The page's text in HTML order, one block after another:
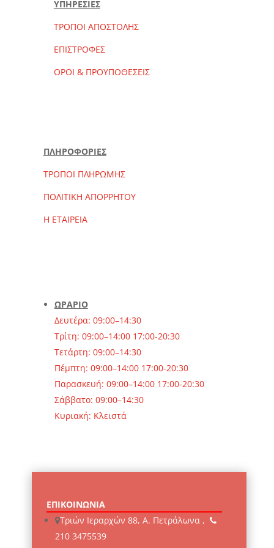
ΥΠΗΡΕΣΙΕΣ
ΤΡΟΠΟΙ ΑΠΟΣΤΟΛΗΣ
ΕΠΙΣΤΡΟΦΕΣ
ΟΡΟΙ & ΠΡΟΥΠΟΘΕΣΕΙΣ
ΠΛΗΡΟΦΟΡΙΕΣ
ΤΡΟΠΟΙ ΠΛΗΡΩΜΗΣ
ΠΟΛΙΤΙΚΗ ΑΠΟΡΡΗΤΟΥ
Η ΕΤΑΙΡΕΙΑ
ΩΡΑΡΙΟ
Δευτέρα: 09:00–14:30
Τρίτη: 09:00–14:00 17:00-20:30
Τετάρτη: 09:00–14:30
Πέμπτη: 09:00–14:00 17:00-20:30
Παρασκευή: 09:00–14:00 17:00-20:30
Σάββατο: 09:00–14:30
Κυριακή: Κλειστά
ΕΠΙΚΟΙΝΩΝΙΑ
Τριών Ιεραρχών 88, Α. Πετράλωνα ,
210 3475539